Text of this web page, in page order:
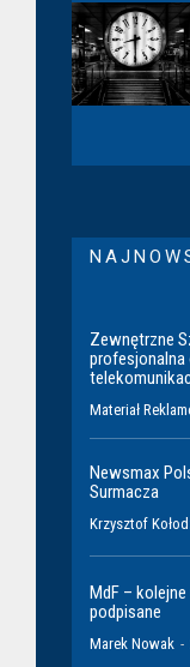
Zewnętrzne
profesjonalna
Materiał
Newsmax
Surmacza
Krzysztof
MdF –
podpisane
Marek Nowak -